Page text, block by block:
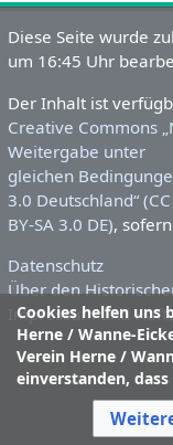
Cookies helfen uns
Herne / Wanne-
Verein Herne /
einverstanden,
Diese Seite wurde
um 16:45 Uhr
Der Inhalt ist
Creative Commons
Weitergabe unter
gleichen
3.0 Deutschland“ (CC
BY-SA 3.0 DE),
Datenschutz
Über den
Impressum und